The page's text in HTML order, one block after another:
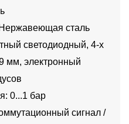
сталь
светодиодный, 4-х
мм, электронный
0...1 бар
сигнал /